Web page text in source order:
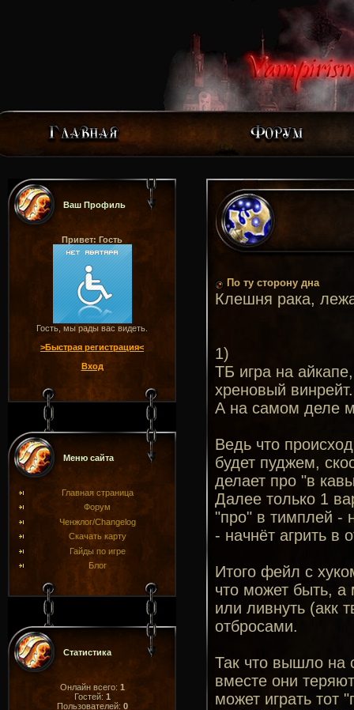
Ваш Профиль
Привет: Гость
Гость, мы рады вас видеть.
>Быстрая регистрация<
Вход
Меню сайта
Главная страница
Форум
Ченжлог/Changelog
Скачать карту
Гайды по игре
Блог
Статистика
Онлайн всего: 1
Гостей: 1
Пользователей: 0
По ту сторону дна
Клешня рака,
1)
ТБ игра на
хреновый
А на самом деле
Ведь что
будет пуджем,
делает про "в
Далее только 1
"про" в тимплей -
- начнёт агрить в
Итого фейл с
что может быть,
или ливнуть (акк
отбросами.
Так что вышло на
вместе они
может играть тот